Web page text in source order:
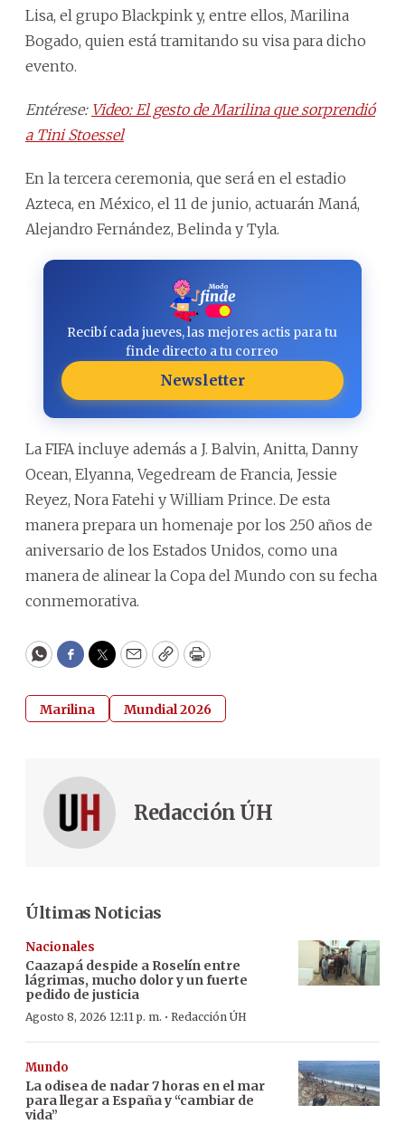
Lisa, el grupo Blackpink y, entre ellos, Marilina
Bogado, quien está tramitando su visa para dicho
evento.
Entérese: Video: El gesto de Marilina que sorprendió
a Tini Stoessel
En la tercera ceremonia, que será en el estadio
Azteca, en México, el 11 de junio, actuarán Maná,
Alejandro Fernández, Belinda y Tyla.
Recibí cada jueves, las mejores actis para tu
finde directo a tu correo
Newsletter
La FIFA incluye además a J. Balvin, Anitta, Danny
Ocean, Elyanna, Vegedream de Francia, Jessie
Reyez, Nora Fatehi y William Prince. De esta
manera prepara un homenaje por los 250 años de
aniversario de los Estados Unidos, como una
manera de alinear la Copa del Mundo con su fecha
conmemorativa.
WhatsApp
Facebook
Twitter
EmailCopyPrint
Marilina Mundial 2026
Redacción ÚH
Últimas Noticias
Nacionales
Caazapá despide a Roselín entre
lágrimas, mucho dolor y un fuerte
pedido de justicia
Agosto 8, 2026 12:11 p. m. · Redacción ÚH
Mundo
La odisea de nadar 7 horas en el mar
para llegar a España y “cambiar de
vida”